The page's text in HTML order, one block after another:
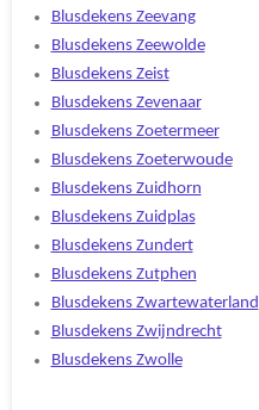
Blusdekens Zeevang
Blusdekens Zeewolde
Blusdekens Zeist
Blusdekens Zevenaar
Blusdekens Zoetermeer
Blusdekens Zoeterwoude
Blusdekens Zuidhorn
Blusdekens Zuidplas
Blusdekens Zundert
Blusdekens Zutphen
Blusdekens Zwartewaterland
Blusdekens Zwijndrecht
Blusdekens Zwolle